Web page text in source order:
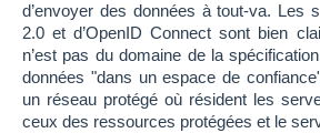
d’envoyer des données à tout-va. Les
2.0 et d’OpenID Connect sont bien
n’est pas du domaine de la
données "dans un espace de
un réseau protégé où résident les
ceux des ressources protégées et le